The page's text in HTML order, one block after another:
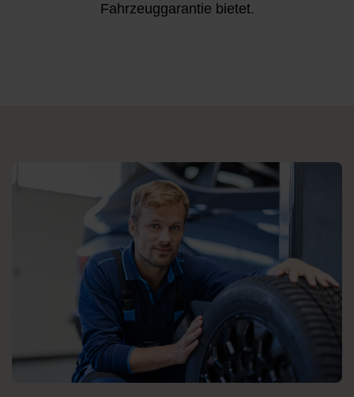
Fahrzeuggarantie bietet.